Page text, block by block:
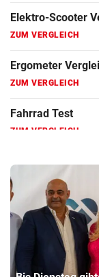
Faszienrolle
Hoverboard
Kinderfahrrad